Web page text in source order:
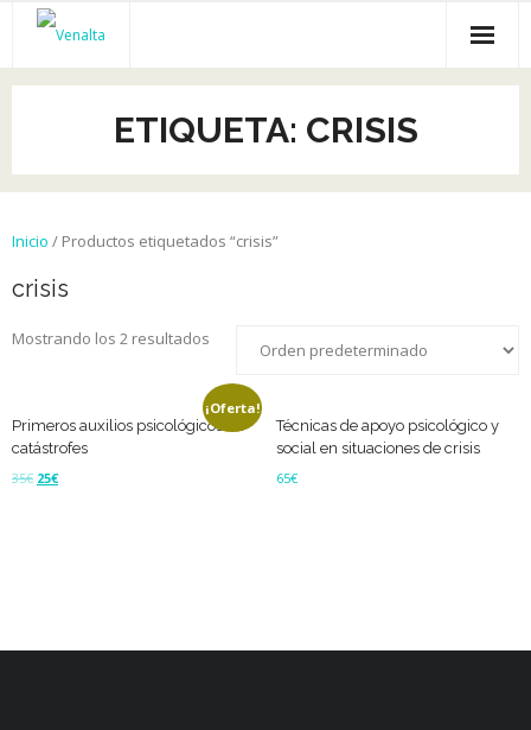
Inicio
Cursos online
Empleo
Recursos gratis
ETIQUETA: CRISIS
Inicio / Productos etiquetados “crisis”
crisis
Mostrando los 2 resultados
¡Oferta!
Primeros auxilios psicológicos en
catástrofes
35€ 25€
Técnicas de apoyo psicológico y
social en situaciones de crisis
65€